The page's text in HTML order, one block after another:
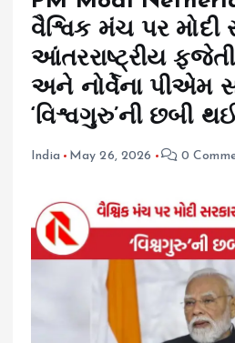
વૈશ્વિક મંચ પર મોદી
આંતરરાષ્ટ્રીય
અને નોર્વેના પીએમ
‘વિશ્વગુરુ’ની છબી
India May 26, 2026 0